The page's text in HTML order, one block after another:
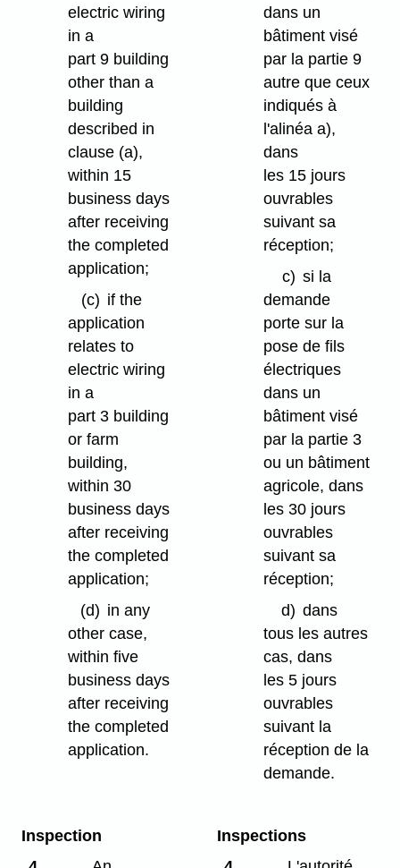
electric wiring
in a
part 9 building
other than a
building
described in
clause (a),
within 15
business days
after receiving
the completed
application;
(c) if the
application
relates to
electric wiring
in a
part 3 building
or farm
building,
within 30
business days
after receiving
the completed
application;
(d) in any
other case,
within five
business days
after receiving
the completed
application.
dans un
bâtiment visé
par la partie 9
autre que ceux
indiqués à
l'alinéa a),
dans
les 15 jours
ouvrables
suivant sa
réception;
c) si la
demande
porte sur la
pose de fils
électriques
dans un
bâtiment visé
par la partie 3
ou un bâtiment
agricole, dans
les 30 jours
ouvrables
suivant sa
réception;
d) dans
tous les autres
cas, dans
les 5 jours
ouvrables
suivant la
réception de la
demande.
Inspection
Inspections